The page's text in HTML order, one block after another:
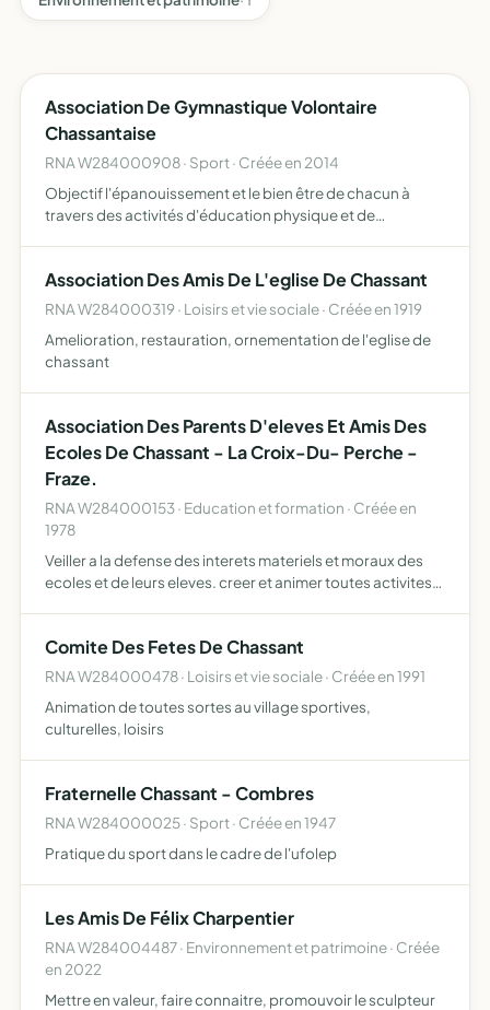
Association De Gymnastique Volontaire
Chassantaise
RNA W284000908 · Sport · Créée en 2014
Objectif l'épanouissement et le bien être de chacun à
travers des activités d'éducation physique et de
destinées aux p…
Association Des Amis De L'eglise De Chassant
RNA W284000319 · Loisirs et vie sociale · Créée en 1919
Amelioration, restauration, ornementation de l'eglise de
chassant
Association Des Parents D'eleves Et Amis Des
Ecoles De Chassant - La Croix-Du- Perche -
Fraze.
RNA W284000153 · Education et formation · Créée en
1978
Veiller a la defense des interets materiels et moraux des
ecoles et de leurs eleves. creer et animer toutes activites
Comite Des Fetes De Chassant
RNA W284000478 · Loisirs et vie sociale · Créée en 1991
Animation de toutes sortes au village sportives,
culturelles, loisirs
Fraternelle Chassant - Combres
RNA W284000025 · Sport · Créée en 1947
Pratique du sport dans le cadre de l'ufolep
Les Amis De Félix Charpentier
RNA W284004487 · Environnement et patrimoine · Créée
en 2022
Mettre en valeur, faire connaitre, promouvoir le sculpteur